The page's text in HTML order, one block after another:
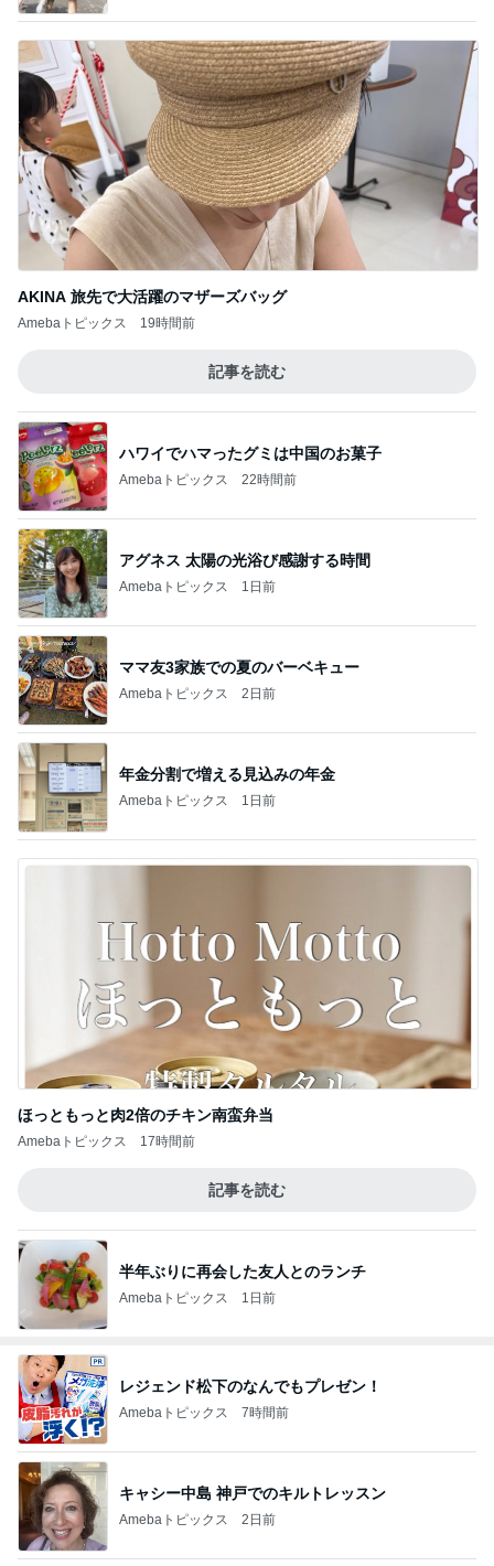
AKINA 旅先で大活躍のマザーズバッグ
Amebaトピックス 19時間前
記事を読む
ハワイでハマったグミは中国のお菓子
Amebaトピックス 22時間前
アグネス 太陽の光浴び感謝する時間
Amebaトピックス 1日前
ママ友3家族での夏のバーベキュー
Amebaトピックス 2日前
年金分割で増える見込みの年金
Amebaトピックス 1日前
ほっともっと肉2倍のチキン南蛮弁当
Amebaトピックス 17時間前
記事を読む
半年ぶりに再会した友人とのランチ
Amebaトピックス 1日前
レジェンド松下のなんでもプレゼン！
Amebaトピックス 7時間前
キャシー中島 神戸でのキルトレッスン
Amebaトピックス 2日前